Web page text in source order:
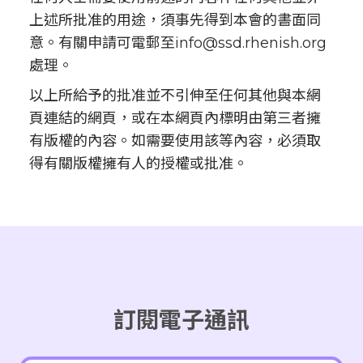
上述所批准的用途，須事先得到本會的書面同
意。有關申請可電郵至info@ssd.rhenish.org
處理。
以上所給予的批准並不引伸至任何其他與本網
頁連結的網頁，或在本網頁內標明由第三者擁
有版權的內容。如需要使用該等內容，必須取
得有關版權擁有人的授權或批准。
訂閱電子通訊